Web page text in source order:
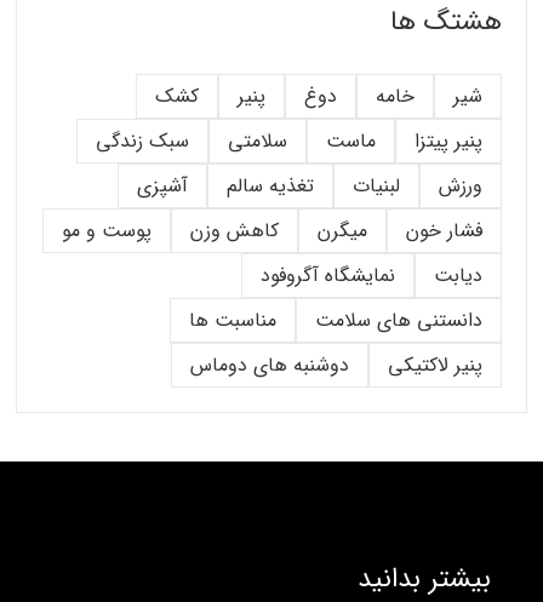
هشتگ ها
شیر خامه دوغ پنیر
کشک
پنیر پیتزا
ماست سلامتی
سبک زندگی
ورزش
لبنیات تغذیه سالم
آشپزی
فشار خون
میگرن کاهش وزن
پوست و مو
دیابت
نمایشگاه آگروفود
دانستنی های سلامت
مناسبت ها
پنیر لاکتیکی
دوشنبه های دوماس
بیشتر بدانید